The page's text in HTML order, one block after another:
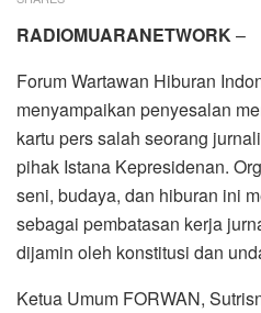
RADIOMUARANETWORK–
Forum Wartawan Hiburan
menyampaikan penyesalan
kartu pers salah seorang
pihak Istana Kepresidenan.
seni, budaya, dan hiburan ini
sebagai pembatasan kerja
dijamin oleh konstitusi dan
Ketua Umum FORWAN,